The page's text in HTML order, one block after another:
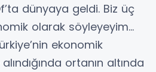
dünyaya geldi. Biz üç
olarak söyleyeyim...
ekonomik
ortanın altında